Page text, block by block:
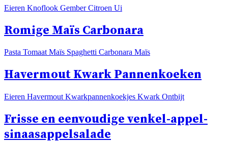
Eieren Knoflook Gember Citroen Ui
Romige Maïs Carbonara
Pasta Tomaat Maïs Spaghetti Carbonara Maïs
Havermout Kwark Pannenkoeken
Eieren Havermout Kwarkpannenkoekjes Kwark Ontbijt
Frisse en eenvoudige venkel-appel-
sinaasappelsalade